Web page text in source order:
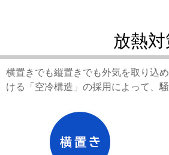
放熱
横置きでも縦置きでも外気を取り込
ける「空冷構造」の採用によって、